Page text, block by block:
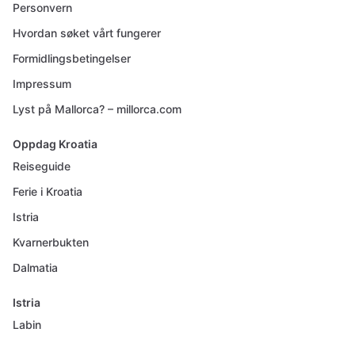
Personvern
Hvordan søket vårt fungerer
Formidlingsbetingelser
Impressum
Lyst på Mallorca? – millorca.com
Oppdag Kroatia
Reiseguide
Ferie i Kroatia
Istria
Kvarnerbukten
Dalmatia
Istria
Labin